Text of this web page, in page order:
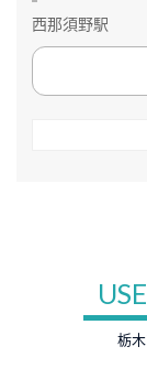
西那須野駅
栃